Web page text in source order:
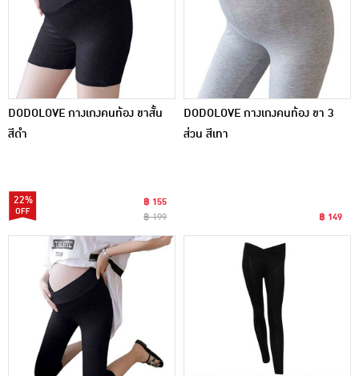
DODOLOVE กางเกงคนท้อง ขาสั้น
สีดำ
22%
฿ 155
฿ 199
DODOLOVE กางเกงคนท้อง ขา 3
ส่วน สีเทา
฿ 149